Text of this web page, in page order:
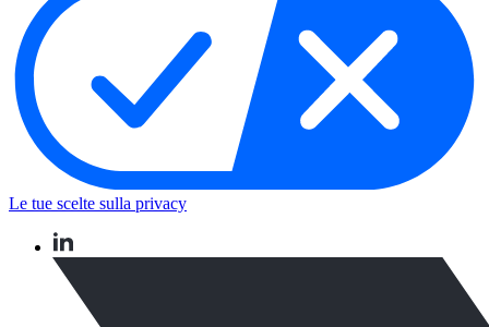
Le tue scelte sulla privacy